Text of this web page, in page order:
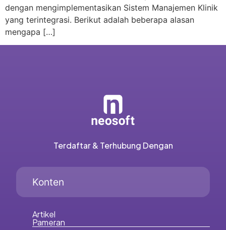
dengan mengimplementasikan Sistem Manajemen Klinik
yang terintegrasi. Berikut adalah beberapa alasan
mengapa […]
Terdaftar & Terhubung Dengan
Konten
Artikel
Pameran